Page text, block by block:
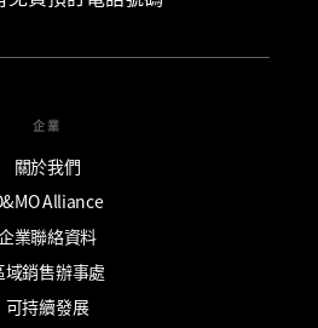
企業
關於我們
Alliance
業聯絡資料
域銷售辦事處
可持續發展